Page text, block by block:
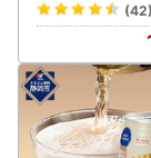
ンアルコール ビ
スト アサヒビ
(42)